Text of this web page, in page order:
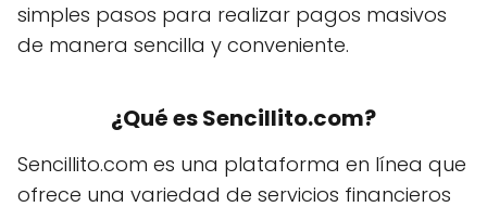
simples pasos para realizar pagos masivos
de manera sencilla y conveniente.
¿Qué es Sencillito.com?
Sencillito.com es una plataforma en línea que
ofrece una variedad de servicios financieros